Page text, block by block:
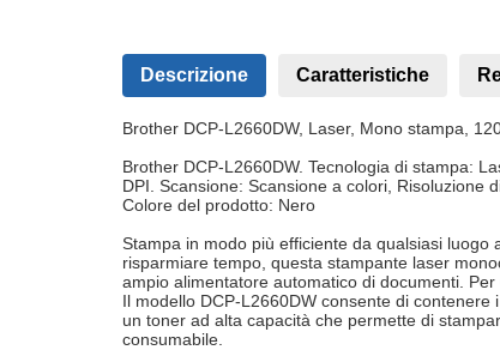
Descrizione Caratteristiche
Brother DCP-L2660DW, Laser, Mono stampa,
Brother DCP-L2660DW. Tecnologia di stampa:
DPI. Scansione: Scansione a colori, Risoluzione
Colore del prodotto: Nero
Stampa in modo più efficiente da qualsiasi
risparmiare tempo, questa stampante laser
ampio alimentatore automatico di documenti.
Il modello DCP-L2660DW consente di
un toner ad alta capacità che permette di
consumabile.